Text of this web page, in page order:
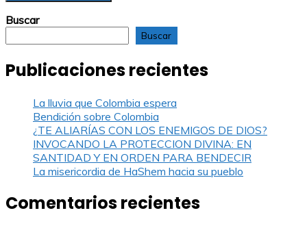
Buscar
Buscar
Publicaciones recientes
La lluvia que Colombia espera
Bendición sobre Colombia
¿TE ALIARÍAS CON LOS ENEMIGOS DE DIOS?
INVOCANDO LA PROTECCION DIVINA: EN
SANTIDAD Y EN ORDEN PARA BENDECIR
La misericordia de HaShem hacia su pueblo
Comentarios recientes